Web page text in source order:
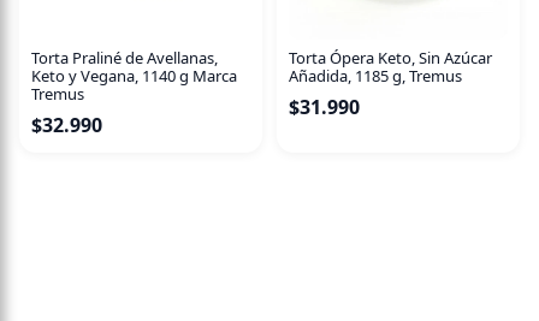
Torta Praliné de Avellanas,
Keto y Vegana, 1140 g Marca
Tremus
$32.990
Torta Ópera Keto, Sin Azúcar
Añadida, 1185 g, Tremus
$31.990